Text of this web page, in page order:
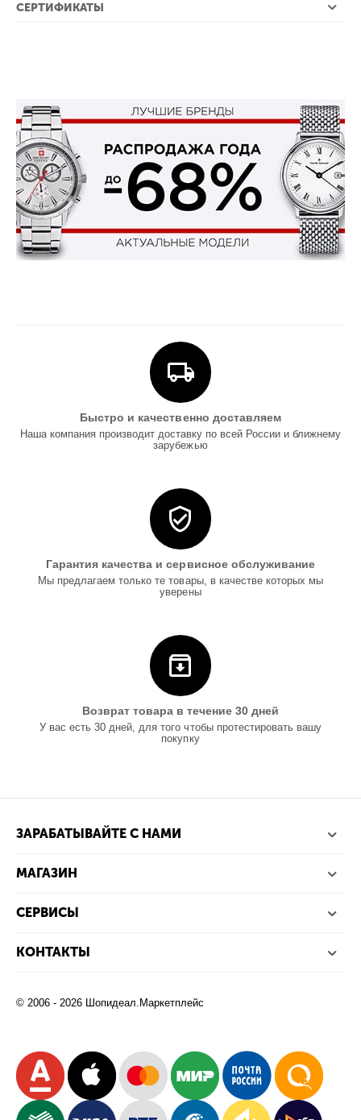
СЕРТИФИКАТЫ
Быстро и качественно доставляем
Наша компания производит доставку по всей России и ближнему
зарубежью
Гарантия качества и сервисное обслуживание
Мы предлагаем только те товары, в качестве которых мы
уверены
Возврат товара в течение 30 дней
У вас есть 30 дней, для того чтобы протестировать вашу
покупку
ЗАРАБАТЫВАЙТЕ С НАМИ
МАГАЗИН
СЕРВИСЫ
КОНТАКТЫ
© 2006 - 2026 Шопидеал.Маркетплейс